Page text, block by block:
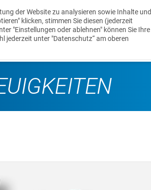
MASCHINENPARK REFERENZEN
der Website zu analysieren sowie Inhalte und
klicken, stimmen Sie diesen (jederzeit
"Einstellungen oder ablehnen" können Sie Ihre
jederzeit unter "Datenschutz“ am oberen